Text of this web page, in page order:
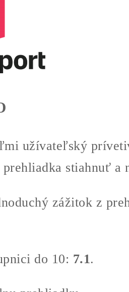
užívateľský
stiahnuť a
zážitok z
do 10: 7.1.